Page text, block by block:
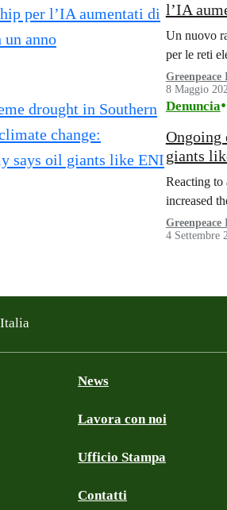
l’IA
Un nuovo
per le reti
Greenpeace
8 Maggio
Denuncia
Ongoing
giants
Reacting to
increased
Greenpeace
4 Settembre
News
Lavora con noi
Ufficio Stampa
Contatti